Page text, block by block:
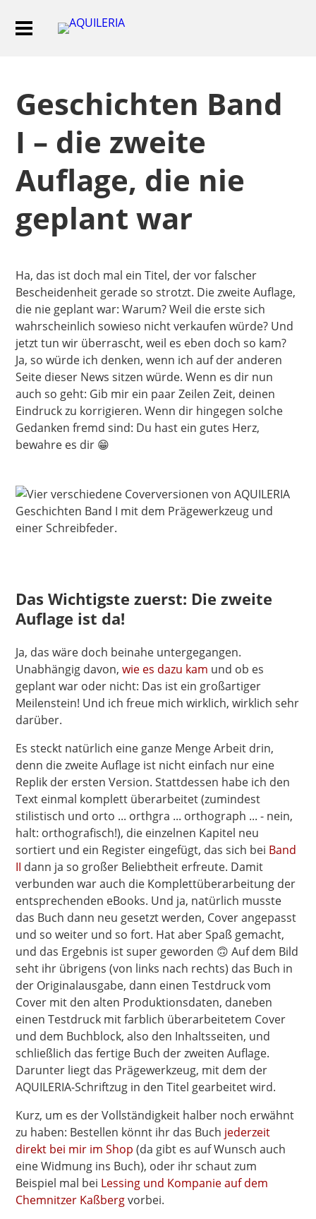
Geschichten Band
I – die zweite
Auflage, die nie
geplant war
Ha, das ist doch mal ein Titel, der vor falscher
Bescheidenheit gerade so strotzt. Die zweite Auflage,
die nie geplant war: Warum? Weil die erste sich
wahrscheinlich sowieso nicht verkaufen würde? Und
jetzt tun wir überrascht, weil es eben doch so kam?
Ja, so würde ich denken, wenn ich auf der anderen
Seite dieser News sitzen würde. Wenn es dir nun
auch so geht: Gib mir ein paar Zeilen Zeit, deinen
Eindruck zu korrigieren. Wenn dir hingegen solche
Gedanken fremd sind: Du hast ein gutes Herz,
bewahre es dir 😁
Das Wichtigste zuerst: Die zweite
Auflage ist da!
Ja, das wäre doch beinahe untergegangen.
Unabhängig davon,wie es dazu kam und ob es
geplant war oder nicht: Das ist ein großartiger
Meilenstein! Und ich freue mich wirklich, wirklich sehr
darüber.
Es steckt natürlich eine ganze Menge Arbeit drin,
denn die zweite Auflage ist nicht einfach nur eine
Replik der ersten Version. Stattdessen habe ich den
Text einmal komplett überarbeitet (zumindest
stilistisch und orto ... orthgra ... orthograph ... - nein,
halt: orthografisch!), die einzelnen Kapitel neu
sortiert und ein Register eingefügt, das sich bei Band
II dann ja so großer Beliebtheit erfreute. Damit
verbunden war auch die Komplettüberarbeitung der
entsprechenden eBooks. Und ja, natürlich musste
das Buch dann neu gesetzt werden, Cover angepasst
und so weiter und so fort. Hat aber Spaß gemacht,
und das Ergebnis ist super geworden 🙃 Auf dem Bild
seht ihr übrigens (von links nach rechts) das Buch in
der Originalausgabe, dann einen Testdruck vom
Cover mit den alten Produktionsdaten, daneben
einen Testdruck mit farblich überarbeitetem Cover
und dem Buchblock, also den Inhaltsseiten, und
schließlich das fertige Buch der zweiten Auflage.
Darunter liegt das Prägewerkzeug, mit dem der
AQUILERIA-Schriftzug in den Titel gearbeitet wird.
Kurz, um es der Vollständigkeit halber noch erwähnt
zu haben: Bestellen könnt ihr das Buch jederzeit
direkt bei mir im Shop (da gibt es auf Wunsch auch
eine Widmung ins Buch), oder ihr schaut zum
Beispiel mal bei Lessing und Kompanie auf dem
Chemnitzer Kaßbergvorbei.